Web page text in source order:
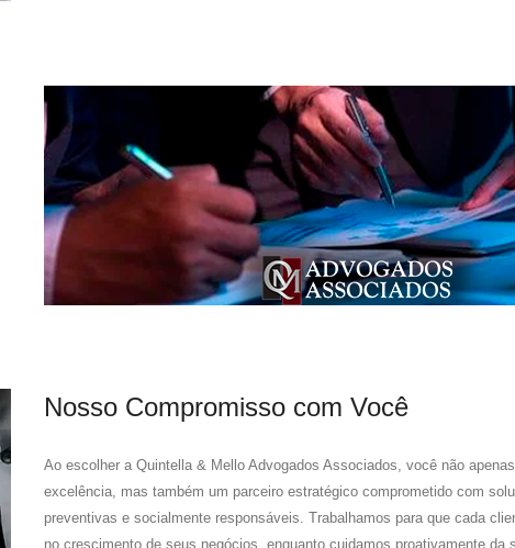
Nosso Compromisso com Você
Ao escolher a Quintella & Mello Advogados Associados, você não
excelência, mas também um parceiro estratégico comprometido com
preventivas e socialmente responsáveis. Trabalhamos para que cada
no crescimento de seus negócios, enquanto cuidamos proativamente da